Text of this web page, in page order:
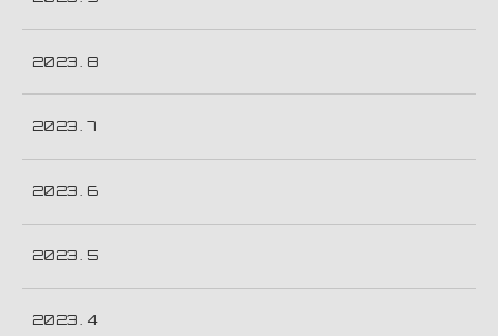
2023 . 8
2023 . 7
2023 . 6
2023 . 5
2023 . 4